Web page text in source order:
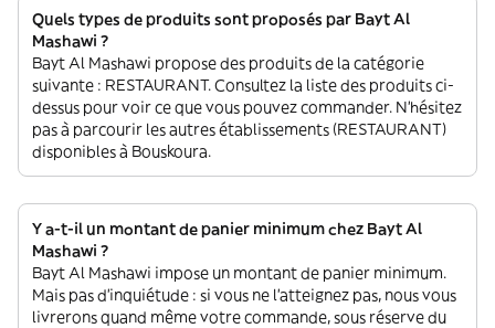
Quels types de produits sont proposés par Bayt Al
Mashawi ?
Bayt Al Mashawi propose des produits de la catégorie
suivante : RESTAURANT. Consultez la liste des produits ci-
dessus pour voir ce que vous pouvez commander. N'hésitez
pas à parcourir les autres établissements (RESTAURANT)
disponibles à Bouskoura.
Y a-t-il un montant de panier minimum chez Bayt Al
Mashawi ?
Bayt Al Mashawi impose un montant de panier minimum.
Mais pas d'inquiétude : si vous ne l'atteignez pas, nous vous
livrerons quand même votre commande, sous réserve du